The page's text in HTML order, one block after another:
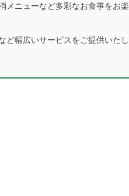
メニューなど多彩なお食事をお楽
ど幅広いサービスをご提供いたし